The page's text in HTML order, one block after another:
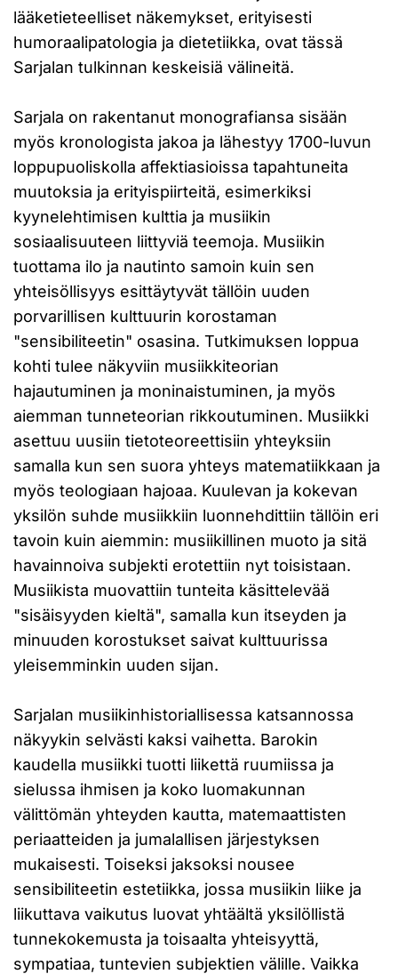
lääketieteelliset näkemykset, erityisesti
humoraalipatologia ja dietetiikka, ovat tässä
Sarjalan tulkinnan keskeisiä välineitä.
Sarjala on rakentanut monografiansa sisään
myös kronologista jakoa ja lähestyy 1700-luvun
loppupuoliskolla affektiasioissa tapahtuneita
muutoksia ja erityispiirteitä, esimerkiksi
kyynelehtimisen kulttia ja musiikin
sosiaalisuuteen liittyviä teemoja. Musiikin
tuottama ilo ja nautinto samoin kuin sen
yhteisöllisyys esittäytyvät tällöin uuden
porvarillisen kulttuurin korostaman
"sensibiliteetin" osasina. Tutkimuksen loppua
kohti tulee näkyviin musiikkiteorian
hajautuminen ja moninaistuminen, ja myös
aiemman tunneteorian rikkoutuminen. Musiikki
asettuu uusiin tietoteoreettisiin yhteyksiin
samalla kun sen suora yhteys matematiikkaan ja
myös teologiaan hajoaa. Kuulevan ja kokevan
yksilön suhde musiikkiin luonnehdittiin tällöin eri
tavoin kuin aiemmin: musiikillinen muoto ja sitä
havainnoiva subjekti erotettiin nyt toisistaan.
Musiikista muovattiin tunteita käsittelevää
"sisäisyyden kieltä", samalla kun itseyden ja
minuuden korostukset saivat kulttuurissa
yleisemminkin uuden sijan.
Sarjalan musiikinhistoriallisessa katsannossa
näkyykin selvästi kaksi vaihetta. Barokin
kaudella musiikki tuotti liikettä ruumiissa ja
sielussa ihmisen ja koko luomakunnan
välittömän yhteyden kautta, matemaattisten
periaatteiden ja jumalallisen järjestyksen
mukaisesti. Toiseksi jaksoksi nousee
sensibiliteetin estetiikka, jossa musiikin liike ja
liikuttava vaikutus luovat yhtäältä yksilöllistä
tunnekokemusta ja toisaalta yhteisyyttä,
sympatiaa, tuntevien subjektien välille. Vaikka